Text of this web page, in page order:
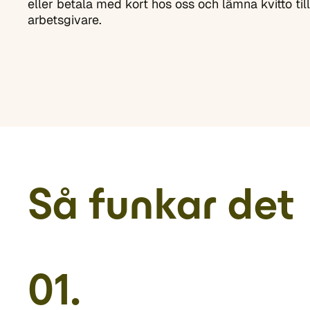
eller betala med kort hos oss och lämna kvitto
arbetsgivare.
Så funkar det
01.